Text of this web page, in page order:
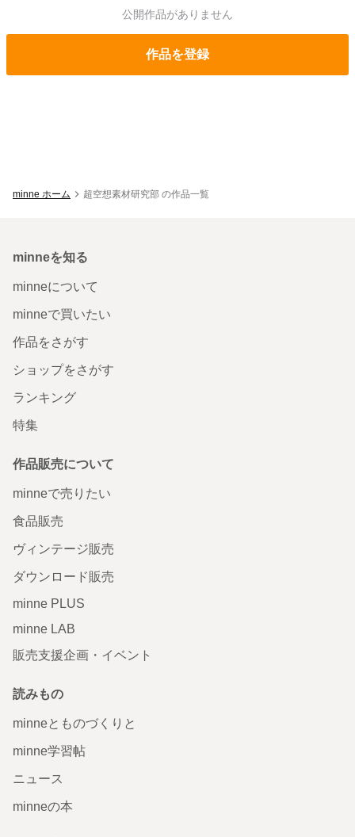
公開作品がありません
作品を登録
minne ホーム 超空想素材研究部 の作品一覧
minneを知る
minneについて
minneで買いたい
作品をさがす
ショップをさがす
ランキング
特集
作品販売について
minneで売りたい
食品販売
ヴィンテージ販売
ダウンロード販売
minne PLUS
minne LAB
販売支援企画・イベント
読みもの
minneとものづくりと
minne学習帖
ニュース
minneの本